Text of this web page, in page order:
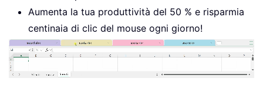
Aumenta la tua produttività del 50 % e risparmia
centinaia di clic del mouse ogni giorno!